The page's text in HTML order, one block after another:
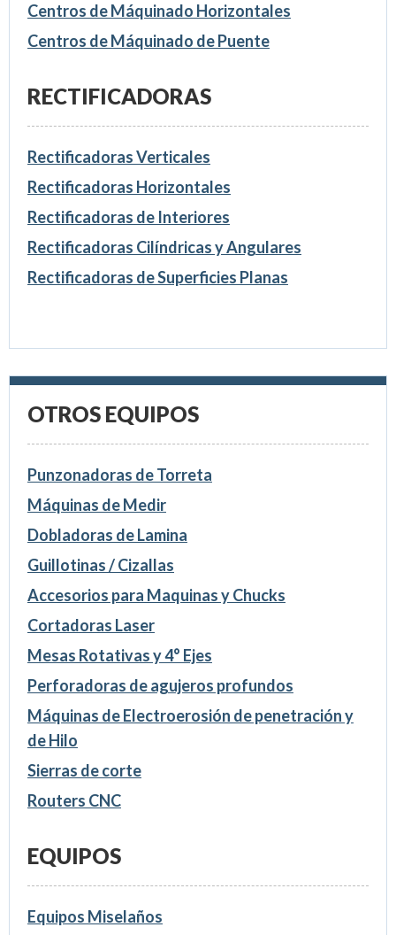
Centros de Máquinado Horizontales
Centros de Máquinado de Puente
RECTIFICADORAS
Rectificadoras Verticales
Rectificadoras Horizontales
Rectificadoras de Interiores
Rectificadoras Cilíndricas y Angulares
Rectificadoras de Superficies Planas
OTROS EQUIPOS
Punzonadoras de Torreta
Máquinas de Medir
Dobladoras de Lamina
Guillotinas / Cizallas
Accesorios para Maquinas y Chucks
Cortadoras Laser
Mesas Rotativas y 4° Ejes
Perforadoras de agujeros profundos
Máquinas de Electroerosión de penetración y
de Hilo
Sierras de corte
Routers CNC
EQUIPOS
Equipos Miselaños